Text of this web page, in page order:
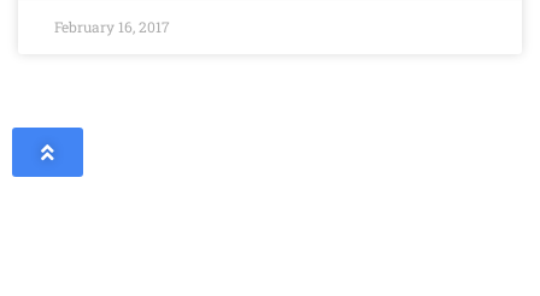
February 16, 2017